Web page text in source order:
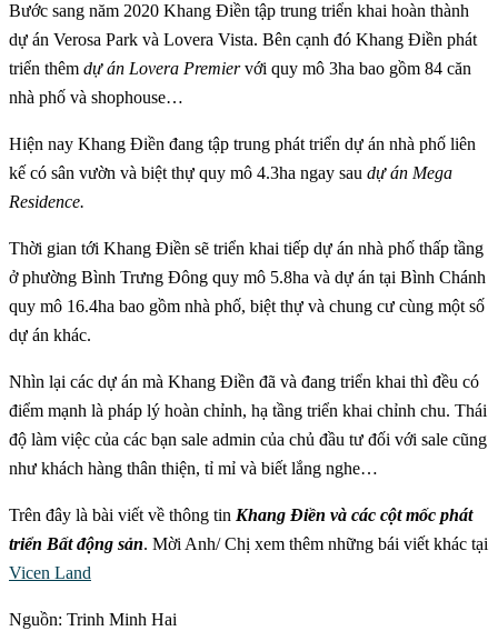
Bước sang năm 2020 Khang Điền tập trung triển khai hoàn thành
dự án Verosa Park và Lovera Vista. Bên cạnh đó Khang Điền phát
triển thêm dự án Lovera Premiervới quy mô 3ha bao gồm 84 căn
nhà phố và shophouse…
Hiện nay Khang Điền đang tập trung phát triển dự án nhà phố liên
kế có sân vườn và biệt thự quy mô 4.3ha ngay sau dự án Mega
Residence.
Thời gian tới Khang Điền sẽ triển khai tiếp dự án nhà phố thấp tầng
ở phường Bình Trưng Đông quy mô 5.8ha và dự án tại Bình Chánh
quy mô 16.4ha bao gồm nhà phố, biệt thự và chung cư cùng một số
dự án khác.
Nhìn lại các dự án mà Khang Điền đã và đang triển khai thì đều có
điểm mạnh là pháp lý hoàn chỉnh, hạ tầng triển khai chỉnh chu. Thái
độ làm việc của các bạn sale admin của chủ đầu tư đối với sale cũng
như khách hàng thân thiện, tỉ mỉ và biết lắng nghe…
Trên đây là bài viết về thông tin Khang Điền và các cột mốc phát
triển Bất động sản. Mời Anh/ Chị xem thêm những bái viết khác tại
Vicen Land
Nguồn: Trinh Minh Hai